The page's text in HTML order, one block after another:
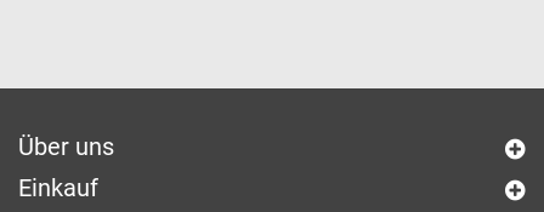
Über uns
Einkauf